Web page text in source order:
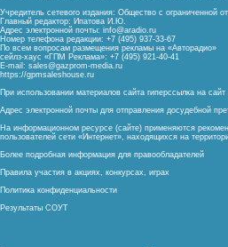
Учредитель сетевого издания: Общество с ограниченной
Главный редактор: Ипатова И.Ю.
Адрес электронной почты: info@aradio.ru
Номер телефона редакции: +7 (495) 937-33-67
По всем вопросам размещения рекламы на «Авторадио»
сейлз-хаус «ГПМ Реклама»: +7 (495) 921-40-41
E-mail: sales@gazprom-media.ru
https://gpmsaleshouse.ru
При использовании материалов сайта гиперссылка на сайт
Адрес электронной почты для отправления досудебной
На информационном ресурсе (сайте) применяются
пользователей сети «Интернет», находящихся на
Более подробная информация для правообладателей
Правила участия в акциях, конкурсах, играх
Политика конфиденциальности
Результаты СОУТ